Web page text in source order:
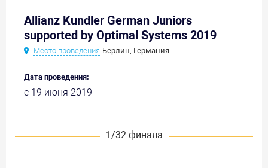
Allianz Kundler German Juniors
supported by Optimal Systems 2019
Место проведения Берлин, Германия
Дата проведения:
с 19 июня 2019
1/32 финала